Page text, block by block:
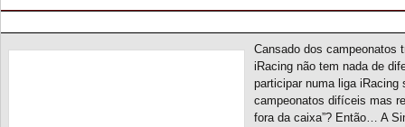
Cansado dos campeonatos
iRacing não tem nada de
participar numa liga iRacing
campeonatos difíceis mas
fora da caixa”? Então… A